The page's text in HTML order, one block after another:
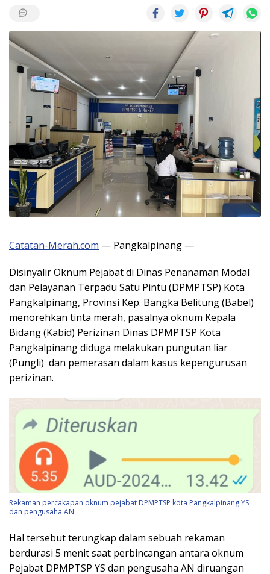
Catatan-Merah.com — Pangkalpinang —
Disinyalir Oknum Pejabat di Dinas Penanaman Modal
dan Pelayanan Terpadu Satu Pintu (DPMPTSP) Kota
Pangkalpinang, Provinsi Kep. Bangka Belitung (Babel)
menorehkan tinta merah, pasalnya oknum Kepala
Bidang (Kabid) Perizinan Dinas DPMPTSP Kota
Pangkalpinang diduga melakukan pungutan liar
(Pungli) dan pemerasan dalam kasus kepengurusan
perizinan.
Rekaman percakapan oknum pejabat DPMPTSP kota Pangkalpinang YS
dan pengusaha AN
Hal tersebut terungkap dalam sebuah rekaman
berdurasi 5 menit saat perbincangan antara oknum
Pejabat DPMPTSP YS dan pengusaha AN diruangan